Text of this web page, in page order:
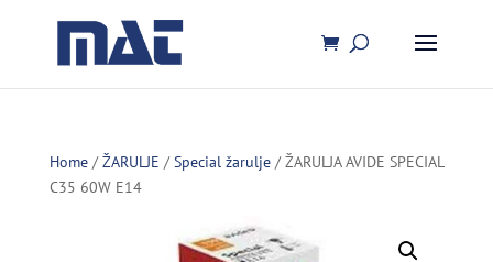
Home/ŽARULJE /Special žarulje/ ŽARULJA AVIDE SPECIAL
C35 60W E14